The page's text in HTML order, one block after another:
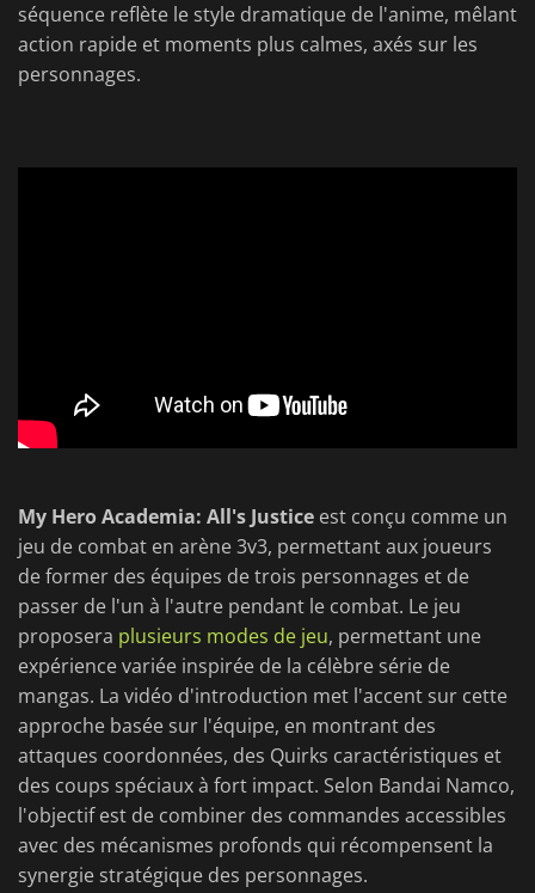
séquence reflète le style dramatique de l'anime, mêlant
action rapide et moments plus calmes, axés sur les
personnages.
My Hero Academia: All's Justice est conçu comme un
jeu de combat en arène 3v3, permettant aux joueurs
de former des équipes de trois personnages et de
passer de l'un à l'autre pendant le combat. Le jeu
proposera plusieurs modes de jeu, permettant une
expérience variée inspirée de la célèbre série de
mangas. La vidéo d'introduction met l'accent sur cette
approche basée sur l'équipe, en montrant des
attaques coordonnées, des Quirks caractéristiques et
des coups spéciaux à fort impact. Selon Bandai Namco,
l'objectif est de combiner des commandes accessibles
avec des mécanismes profonds qui récompensent la
synergie stratégique des personnages.